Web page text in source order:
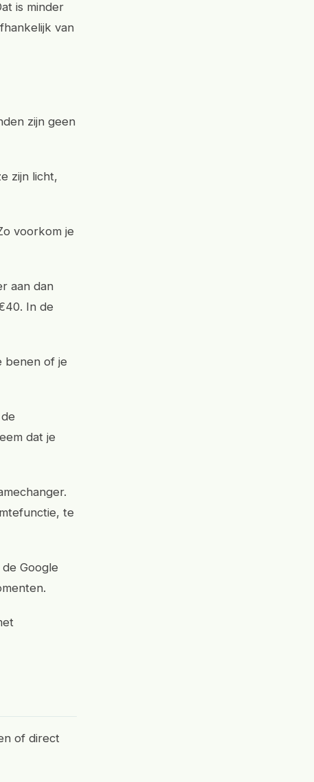
is minder
van
zijn geen
zijn licht,
voorkom je
aan dan
In de
benen of je
dat je
te
Google
of direct